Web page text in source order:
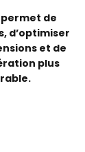
de
d’optimiser
et de
plus